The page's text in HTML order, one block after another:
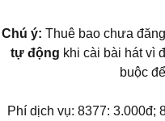
Chú ý: Thuê bao chưa
tự động khi cài bài hát vì
buộc
Phí dịch vụ: 8377: 3.000đ;